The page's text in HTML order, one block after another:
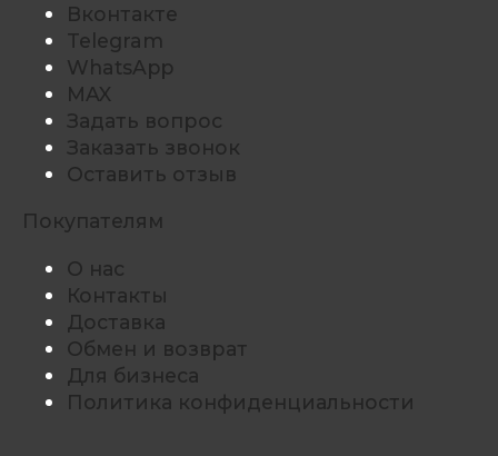
Вконтакте
Telegram
WhatsApp
MAX
Задать вопрос
Заказать звонок
Оставить отзыв
Покупателям
О нас
Контакты
Доставка
Обмен и возврат
Для бизнеса
Политика конфиденциальности